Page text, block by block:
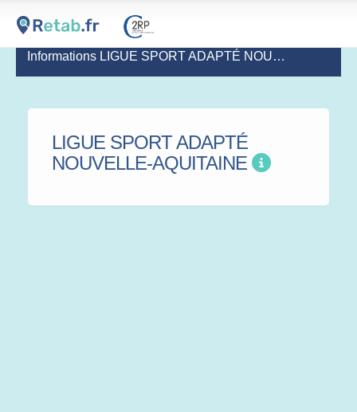
Informations LIGUE SPORT ADAPTÉ NOUVELLE-AQUITAINE
LIGUE SPORT ADAPTÉ
NOUVELLE-AQUITAINE